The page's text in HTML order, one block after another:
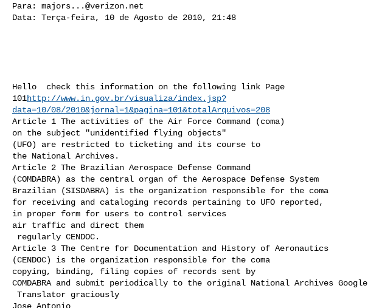
Para: majors...@verizon.net
Data: Terça-feira, 10 de Agosto de 2010, 21:48
Hello  check this information on the following link Page
101http://www.in.gov.br/visualiza/index.jsp?
data=10/08/2010&jornal=1&pagina=101&totalArquivos=208
Article 1 The activities of the Air Force Command (coma)
on the subject "unidentified flying objects"
(UFO) are restricted to ticketing and its course to
the National Archives.
Article 2 The Brazilian Aerospace Defense Command
(COMDABRA) as the central organ of the Aerospace Defense System
Brazilian (SISDABRA) is the organization responsible for the coma
for receiving and cataloging records pertaining to UFO reported,
in proper form for users to control services
air traffic and direct them
Article 3 The Centre for Documentation and History of Aeronautics
(CENDOC) is the organization responsible for the coma
copying, binding, filing copies of records sent by
COMDABRA and submit periodically to the original National Archives Google